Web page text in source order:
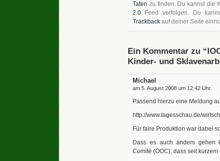
Taten zu finden. Du kannst die
2.0 Feed verfolgen. Du
Trackback auf deiner Seite
Ein Kommentar zu
Kinder- und
Michael
am 5. August 2008 um 12:42 Uhr.
Passend hierzu eine Meldung
http://www.tagesschau.de/
Für faire Produktion war dabei
Dass es auch anders gehen
Comitè (ÖOC), dass seit kurzem